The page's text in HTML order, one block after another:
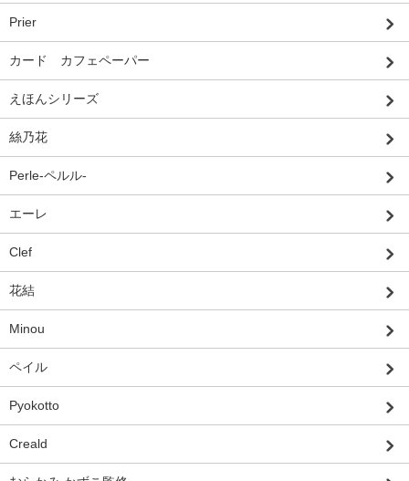
Prier
カード カフェペーパー
えほんシリーズ
絲乃花
Perle-ペルル-
エーレ
Clef
花結
Minou
ペイル
Pyokotto
Creald